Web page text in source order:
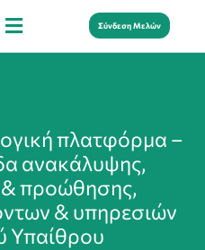
Σύνδεση Μελών
πλατφόρμα –
ανακάλυψης,
προώθησης,
& υπηρεσιών
Υπαίθρου